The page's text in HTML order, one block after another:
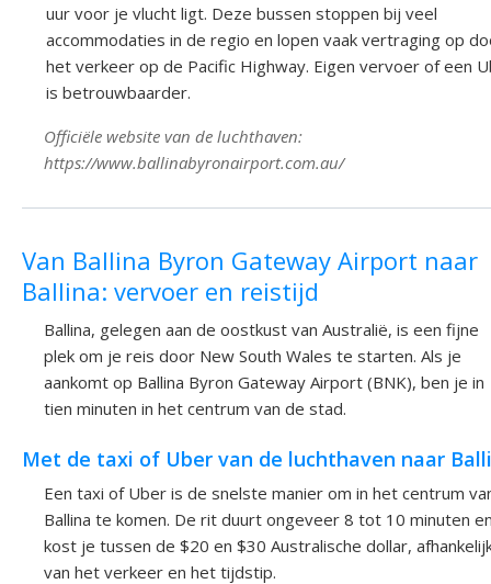
uur voor je vlucht ligt. Deze bussen stoppen bij veel
accommodaties in de regio en lopen vaak vertraging op
het verkeer op de Pacific Highway. Eigen vervoer of een
is betrouwbaarder.
Officiële website van de luchthaven:
https://www.ballinabyronairport.com.au/
Van Ballina Byron Gateway Airport naar
Ballina: vervoer en reistijd
Ballina, gelegen aan de oostkust van Australië, is een fijne
plek om je reis door New South Wales te starten. Als je
aankomt op Ballina Byron Gateway Airport (BNK), ben je in
tien minuten in het centrum van de stad.
Met de taxi of Uber van de luchthaven naar
Een taxi of Uber is de snelste manier om in het centrum
Ballina te komen. De rit duurt ongeveer 8 tot 10 minuten
kost je tussen de $20 en $30 Australische dollar,
van het verkeer en het tijdstip.